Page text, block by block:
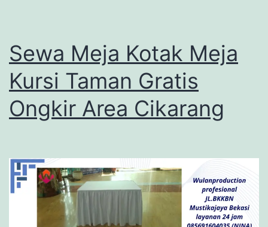
Sewa Meja Kotak Meja
Kursi Taman Gratis
Ongkir Area Cikarang